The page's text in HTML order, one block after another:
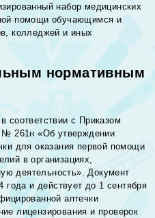
набор медицинских
помощи обучающимся и
колледжей и иных
нормативным
соответствии с Приказом
№ 261н «Об утверждении
для оказания первой помощи
в организациях,
деятельность». Документ
года и действует до 1 сентября
аптечки
лицензирования и проверок